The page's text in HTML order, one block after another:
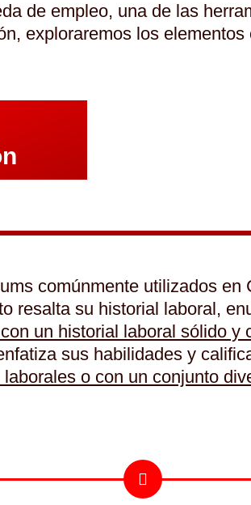
de empleo, una de las
exploraremos los
comúnmente utilizados en
resalta su historial laboral,
un historial laboral sólido y
sus habilidades y
o con un conjunto